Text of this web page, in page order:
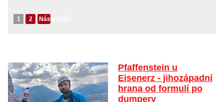
1 2 Následující
Pfaffenstein u
Eisenerz - jihozápadní
hrana od formulí po
dumpery